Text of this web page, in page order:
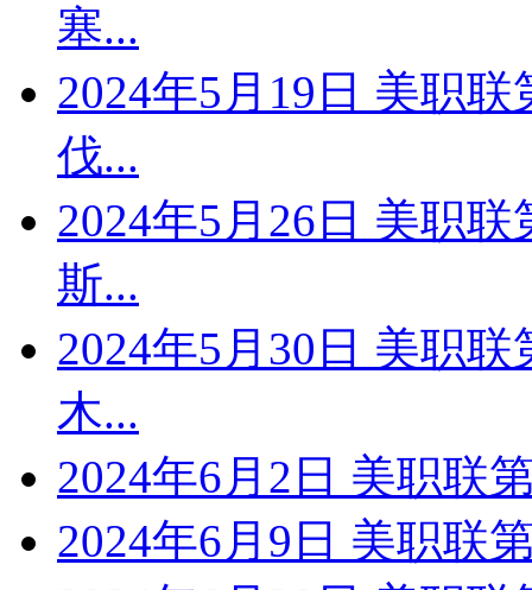
塞...
2024年5月19日 美职
伐...
2024年5月26日 美职
斯...
2024年5月30日 美职
木...
2024年6月2日 美职联
2024年6月9日 美职联